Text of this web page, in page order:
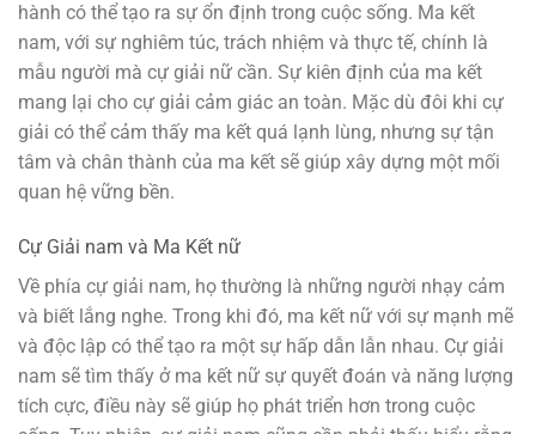
hành có thể tạo ra sự ổn định trong cuộc sống. Ma kết
nam, với sự nghiêm túc, trách nhiệm và thực tế, chính là
mẫu người mà cự giải nữ cần. Sự kiên định của ma kết
mang lại cho cự giải cảm giác an toàn. Mặc dù đôi khi cự
giải có thể cảm thấy ma kết quá lạnh lùng, nhưng sự tận
tâm và chân thành của ma kết sẽ giúp xây dựng một mối
quan hệ vững bền.
Cự Giải nam và Ma Kết nữ
Về phía cự giải nam, họ thường là những người nhạy cảm
và biết lắng nghe. Trong khi đó, ma kết nữ với sự mạnh mẽ
và độc lập có thể tạo ra một sự hấp dẫn lẫn nhau. Cự giải
nam sẽ tìm thấy ở ma kết nữ sự quyết đoán và năng lượng
tích cực, điều này sẽ giúp họ phát triển hơn trong cuộc